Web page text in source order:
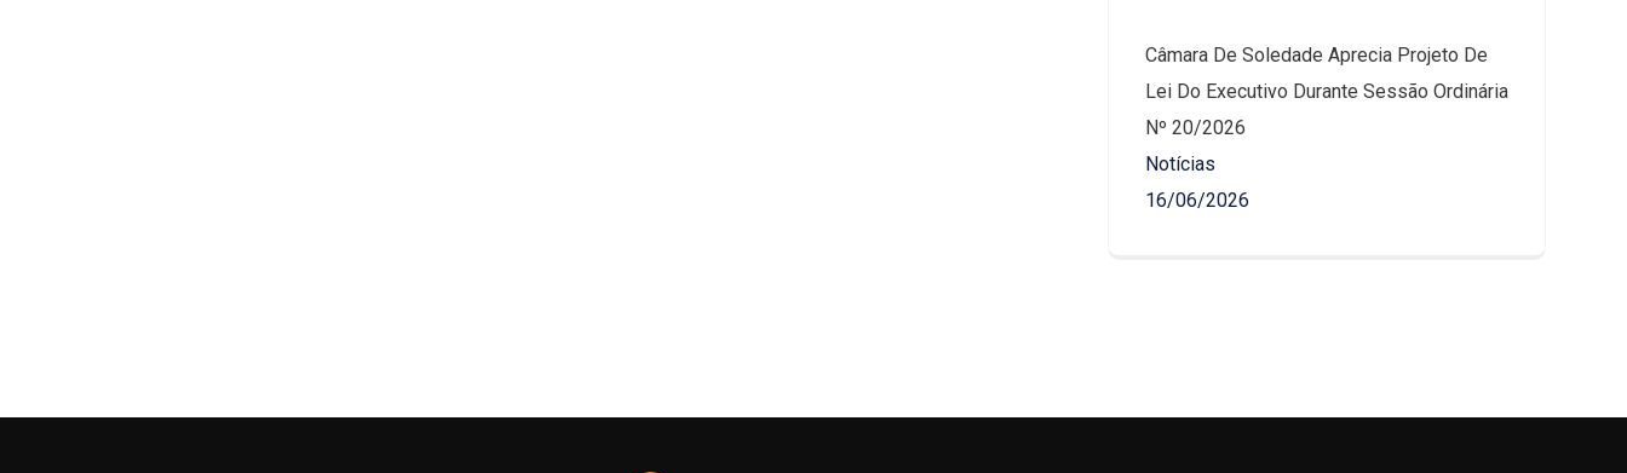
Câmara De Soledade Aprecia Projeto De
Lei Do Executivo Durante Sessão Ordinária
Nº 20/2026
Notícias
16/06/2026